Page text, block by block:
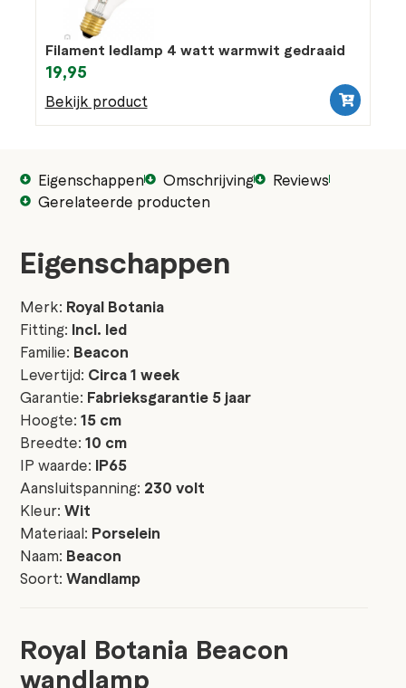
Filament ledlamp 4 watt warmwit gedraaid
19,95
Bekijk product
Eigenschappen Omschrijving
Reviews
Gerelateerde producten
Eigenschappen
Merk: Royal Botania
Fitting: Incl. led
Familie: Beacon
Levertijd: Circa 1 week
Garantie: Fabrieksgarantie 5 jaar
Hoogte:15 cm
Breedte:10 cm
IP waarde: IP65
Aansluitspanning: 230 volt
Kleur:Wit
Materiaal: Porselein
Naam: Beacon
Soort:Wandlamp
Royal Botania Beacon
wandlamp